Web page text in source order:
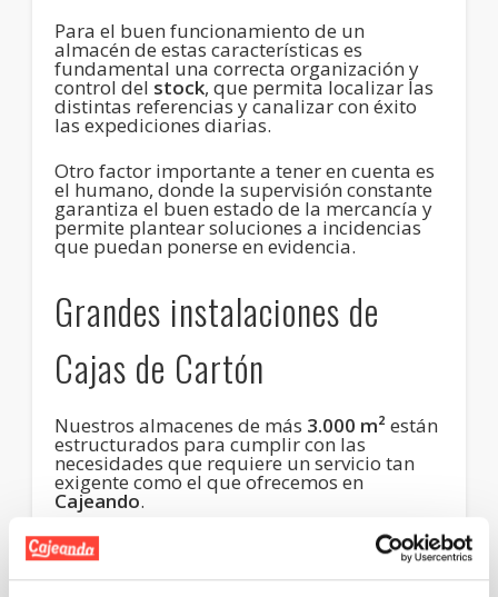
Para el buen funcionamiento de un
almacén de estas características es
fundamental una correcta organización y
control del stock, que permita localizar las
distintas referencias y canalizar con éxito
las expediciones diarias.
Otro factor importante a tener en cuenta es
el humano, donde la supervisión constante
garantiza el buen estado de la mercancía y
permite plantear soluciones a incidencias
que puedan ponerse en evidencia.
Grandes instalaciones de
Cajas de Cartón
Nuestros almacenes de más 3.000 m² están
estructurados para cumplir con las
necesidades que requiere un servicio tan
exigente como el que ofrecemos en
Cajeando.
Nuestros clientes,
tanto empresas como
particulares pueden estar tranquilos pues
el stock permanente de unidades por